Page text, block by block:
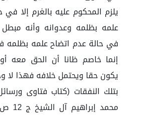
يلزم المحكوم عليه بالغرم إلا
علمه بظلمه وعدوانه وأنه
في حالة عدم اتضاح علمه
إنما خاصم ظانا أن الحق معه
يكون حقا ويحتمل خلافه فهذا لا
بتلك النفقات (كتاب فتاوى